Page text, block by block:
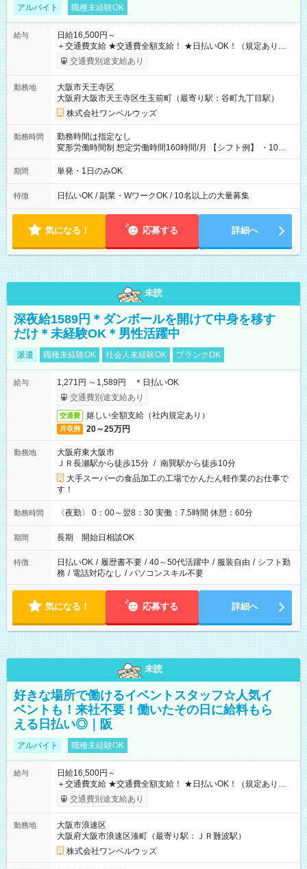
アルバイト 職種未経験OK
給与
日給16,500円～
＋交通費支給 ★交通費全額支給！ ★日払いOK！（規定あり） ┗
働いたその日に現金GET♪ お仕事後はコンビニATMから 日払
交通費別途支給あり
勤務地
大阪市天王寺区
大阪府大阪市天王寺区生玉前町（最寄り駅：谷町九丁目駅）
株式会社ワンベルウッズ
勤務時間
勤務時間は指定なし
変形労働時間制 想定労働時間160時間/月 【シフト例】 ・10：
00～20：00
期間 単発・1日のみOK
特徴 日払いOK / 副業・WワークOK / 10名以上の大量募集
気になる！ 応募する 詳細へ
未読
深夜給1589円＊ダンボールを開けて中身を移す
だけ＊未経験OK＊男性活躍中
派遣 職種未経験OK 社会人未経験OK ブランクOK
給与
1,271円 ～1,589円 ＊日払いOK
交通費別途支給あり
交通費 嬉しい全額支給（社内規定あり）
月収例 20～25万円
勤務地
大阪府東大阪市
ＪＲ長瀬駅から徒歩15分 / 南巽駅から徒歩10分
大手スーパーの食品加工の工場でかんたん軽作業のお仕事で
す！
勤務時間 〈夜勤〉 0：00～翌8：30 実働：7.5時間 休憩：60分
期間 長期 開始日相談OK
特徴 日払いOK / 履歴書不要 / 40～50代活躍中 / 服装自由 / シフト勤
務 / 電話対応なし / パソコンスキル不要
気になる！ 応募する 詳細へ
未読
好きな場所で働けるイベントスタッフ☆人気イ
ベントも！来社不要！働いたその日に給料もら
える日払い◎｜阪
アルバイト 職種未経験OK
給与
日給16,500円～
＋交通費支給 ★交通費全額支給！ ★日払いOK！（規定あり） ┗
働いたその日に現金GET♪ お仕事後はコンビニATMから 日払
交通費別途支給あり
勤務地
大阪市浪速区
大阪府大阪市浪速区湊町（最寄り駅：ＪＲ難波駅）
株式会社ワンベルウッズ